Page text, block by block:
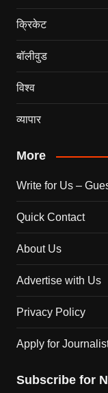
क्रिकेट
बॉलीवुड
विश्व
व्यापार
More
Write for Us –
Quick Contact
About Us
Advertise with Us
Privacy Policy
Apply for
Subscribe for